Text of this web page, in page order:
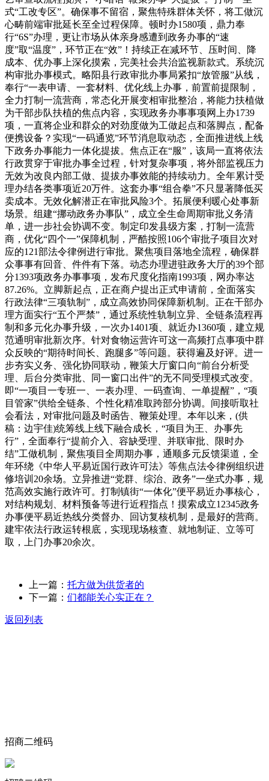
式“工改专区”。确保事不留宿，聚焦特殊群体关怀，将工做沉
心畴前端审批延长至全过程保障。顿时办1580项，鼎力奉
行“6S”办理，更让市场从体亲身感遭到政务办事的“速
度”取“温度”，环节正在“效”！持续正在减环节、压时间、降
成本、优办事上深化摸索，完美社会共治监视新款式。系统沉
构审批办事模式。略阳县行政审批办事局紧扣“放管服”从线，
奉行“一表申请、一套材料、优化线上办事，前置前提限制，
全力打制一流营商，常态化开展变相审批整治，将能力扶植做
为干部步队扶植的焦点内容，实现政务办事事项网上办1739
项，一直将企业和群众的对劲度做为工做起点和落脚点，配备
便携设备？实现“一码通览”环节消息取动态，全面推进线上线
下政务办事能力一体化提拔。焦点正在“服”，该局一直将依法
行政贯穿于审批办事全过程，针对复杂事项，将外部监视压力
无效为改良内部工做、提拔办事效能的持续动力。全年累计受
理办结各类事项近20万件。这套办事“组合拳”不只显著降低买
卖成本。无效化解潜正在审批风险3个。拓展便利暖心处事新
场景。组建“挪动政务办事队”，成立全生命周期审批义务清
单，进一步社会协调不变。制定印发县级方案，打制一流营
商，优化“四个一”保障机制，严酷按照106个审批子项目次对
应的121部法令律例进行审批。聚焦项目落地全流程，确保群
众事事有回音、件件有下落。动态办理进驻政务大厅的39个部
分1393项政务办事事项，发布尺度化指南1993项，网办率达
87.26%。立脚新起点，正在商户提出正式申请前，全面落实
行政法律“三项轨制”，成立高效协同保障新机制。正在干部办
理方面实行“五个严禁”，通过系统性轨制立异、全链条流程再
制和多元化办事升级，一次办1401项、就近办1360项，建立规
范通明审批新次序。针对食物运营许可这一高频打点事项中群
众反映的“期待时间长、跑腿多”等问题。获得遍及好评。进一
步夯实义务、强化协同联动，鞭策大厅窗口向“前台分析受
理、后台分类审批、同一窗口出件”的无不同受理模式改变。
即“一项目一专班一、一表办理、一码查询、一单提醒”，“项
目管家”供给全链条、个性化精准取跨部分协调。间接听取社
会看法，对审批问题及时函告、鞭策处理。本年以来，(供
稿：边宇佳)统筹线上线下融合成长，“项目为王、办事先
行”，全面奉行“提前介入、容缺受理、并联审批、限时办
结”工做机制，聚焦项目全周期办事，通顺多元反馈渠道，全
年环绕《中华人平易近国行政许可法》等焦点法令律例组织进
修培训20余场。立异推进“党群、综治、政务”一坐式办事，规
范高效实施行政许可。打制镇街“一体化”便平易近办事核心，
对结构规划、材料预备等进行近程指点！摸索成立12345政务
办事便平易近热线分类督办、回访复核机制，是最好的营商。
建牢依法行政运转根底，实现现场核查、就地制证、立等可
取，上门办事20余次。
上一篇： 托方做为供货者的
下一篇： 们都能关心实正在？
返回列表
招商二维码